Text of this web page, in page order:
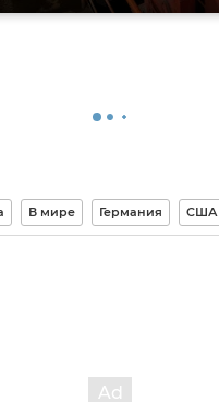
В мире Германия США